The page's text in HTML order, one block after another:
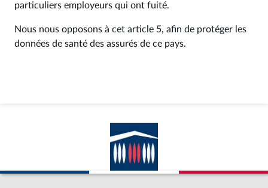
particuliers employeurs qui ont fuité.
Nous nous opposons à cet article 5, afin de protéger les
données de santé des assurés de ce pays.